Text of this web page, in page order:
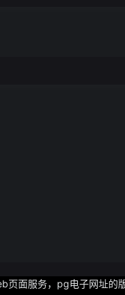
页面服务，pg电子网址的